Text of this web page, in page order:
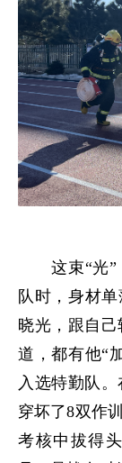
这束“光”，
队时，身材
晓光，跟自
道，都有他“
入选特勤队
穿坏了8双作
考核中拔得